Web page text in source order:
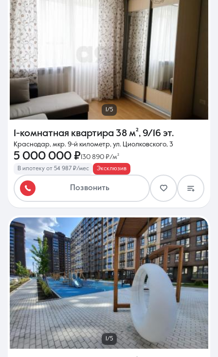
1/5
1-комнатная квартира 38 м², 9/16 эт.
Краснодар, мкр. 9-й километр, ул. Циолковского, 3
5 000 000 ₽ 130 890 ₽/м²
В ипотеку от 54 987 ₽/мес Эксклюзив
Позвонить
1/5